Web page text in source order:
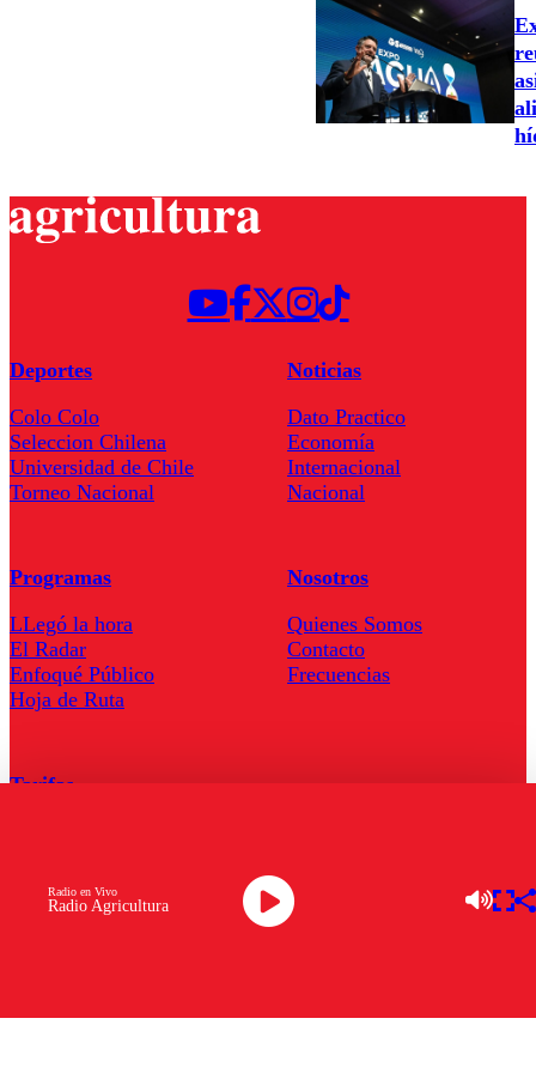
Radio Agricultura
Radio en Vivo
Deportes
Colo Colo
Seleccion Chilena
Universidad de Chile
Torneo Nacional
Noticias
Dato Practico
Economía
Internacional
Nacional
Programas
LLegó la hora
El Radar
Enfoqué Público
Hoja de Ruta
Nosotros
Quienes Somos
Contacto
Frecuencias
Tarifas
Descarga la APP